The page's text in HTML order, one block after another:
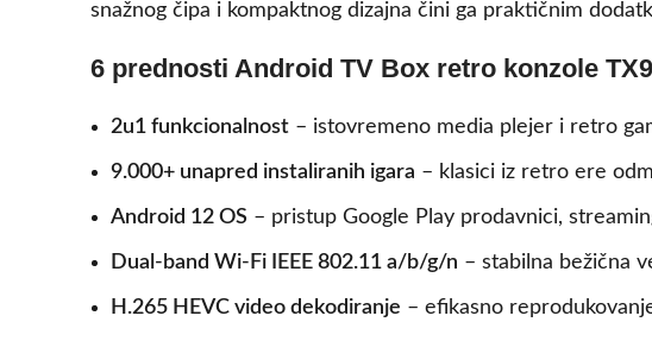
snažnog čipa i kompaktnog dizajna čini ga praktičnim
6 prednosti Android TV Box retro konzole
2u1 funkcionalnost – istovremeno media plejer i retro
9.000+ unapred instaliranih igara – klasici iz retro ere
Android 12 OS – pristup Google Play prodavnici,
Dual-band Wi-Fi IEEE 802.11 a/b/g/n – stabilna bežična
H.265 HEVC video dekodiranje – efikasno